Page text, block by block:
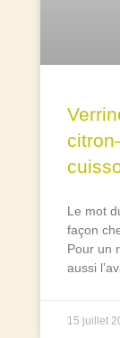
Le mot
façon
Pour un
aussi
15 juillet